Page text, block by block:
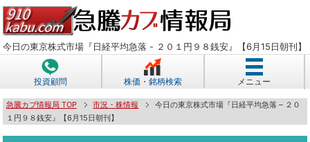
今日の東京株式市場『日経平均急落 - ２０１円９８銭安』【6月15日朝刊】
投資顧問 株価・銘柄検索 メニュー
急騰カブ情報局 TOP 市況・株情報
今日の東京株式市場『日経平均急落 – ２０
１円９８銭安』【6月15日朝刊】